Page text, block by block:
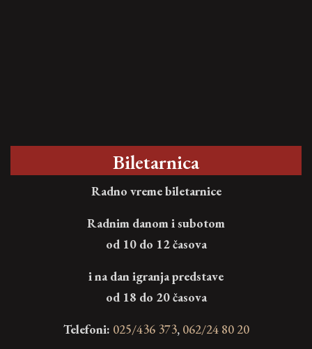
Biletarnica
Radno vreme biletarnice
Radnim danom i subotom
od 10 do 12 časova
i na dan igranja predstave
od 18 do 20 časova
Telefoni: 025/436 373, 062/24 80 20